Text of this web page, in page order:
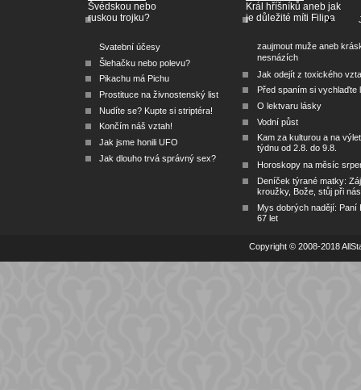
Švédskou nebo
ruskou trojku?
Svatební účesy
Šlehačku nebo polevu?
Pikachu má Pichu
Prostituce na živnostenský list
Nudíte se? Kupte si striptéra!
Končím náš vztah!
Jak jsme honili UFO
Jak dlouho trvá správný sex?
Král hříšníků aneb jak
je důležité míti Filipa
zaujmout muže aneb
nesnázích
Jak odejít z toxického
Před spaním si vychlaďte
O lektvaru lásky
Vodní půst
Kam za kulturou a na
týdnu od 2.8. do 9.8.
Horoskopy na měsíc
Deníček týrané matky:
kroužky, Bože, stůj při nás
Mys dobrých nadějí: Paní
67 let
Copyright © 2008-2018